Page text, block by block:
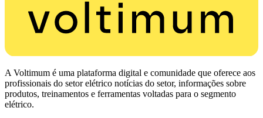
A Voltimum é uma plataforma digital e comunidade que oferece aos
profissionais do setor elétrico notícias do setor, informações sobre
produtos, treinamentos e ferramentas voltadas para o segmento
elétrico.